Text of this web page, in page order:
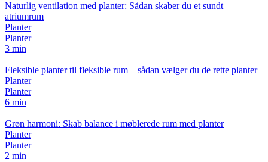
Naturlig ventilation med planter: Sådan skaber du et sundt
atriumrum
Planter
Planter
3 min
Fleksible planter til fleksible rum – sådan vælger du de rette planter
Planter
Planter
6 min
Grøn harmoni: Skab balance i møblerede rum med planter
Planter
Planter
2 min